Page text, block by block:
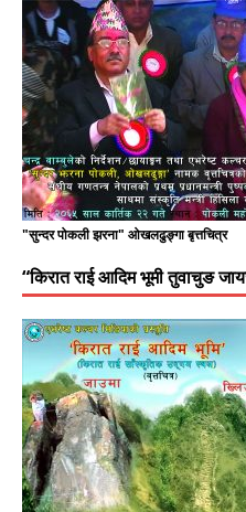
"सुन्दर पोकली झरना" ओखलढुङ्गा बृत्तचित्र
“किरात राई आदिम भूमी तुवाचुङ